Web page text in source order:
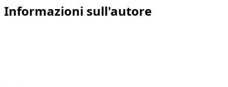
Informazioni sull'autore